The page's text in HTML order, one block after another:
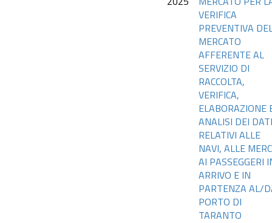
VERIFICA
PREVENTIVA
MERCATO
AFFERENTE AL
SERVIZIO DI
RACCOLTA,
VERIFICA,
ELABORAZIONE
ANALISI DEI DATI
RELATIVI ALLE
NAVI, ALLE
AI PASSEGGERI
ARRIVO E IN
PARTENZA AL/
PORTO DI
TARANTO